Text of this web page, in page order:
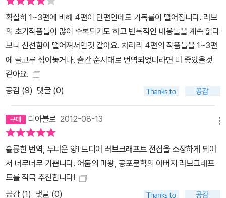
확실히 1~3편에 비해 4편이 단편인데도 가독률이 떨어집니다. 러브
의 초기작품들이 많이 수록되기도 하고 반복적인 내용들을 계속 읽다
보니 신선함이 떨어져서인것 같아요. 차라리 4편의 작품들을 1~3편
에 골고루 섞어놓거나, 출간 순서대로 번역되었더라면 더 좋았을것
같아요.
공감 (9) 댓글 (0)
디아블로 2012-08-13
훌륭한 번역, 두터운 양! 드디어 러브크래프트 전집을 소장하게 되어
서 너무너무 기쁩니다. 어둠의 마왕, 공포문학의 아버지 러브크래프
트를 적극 추천합니다!
공감 (1) 댓글 (0)